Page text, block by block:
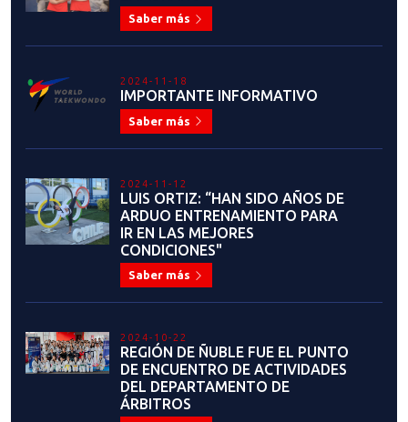
PREPARARME PARA LOS JUEGOS
PANAMERICANOS ASUNCIÓN
2025"
Saber más
2024-09-09
ACTIVIDAD INTEGRAL DE
DEPARTAMENTO DE ARBITRAJE
NACIONAL EN RANCAGUA
Saber más
2024-09-09
DEPARTAMENTO DE ARBITRAJE
NACIONAL REALIZÓ
IMPORTANTE ACTIVIDAD EN
DALCAHUE